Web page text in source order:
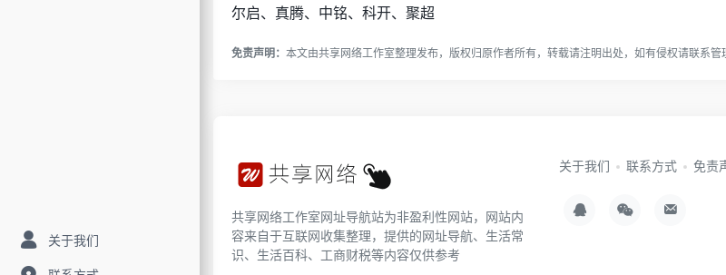
关于我们
尔启、真腾、中铭、科开、聚超
免责声明： 本文由共享网络工作室整理发布，版权归原作者所有，转载请注明出处，如有侵权请联系管
共享网络工作室网址导航站为非盈利性网站，网站内
容来自于互联网收集整理，提供的网址导航、生活常
识、生活百科、工商财税等内容仅供参考
关于我们 联系方式 免责